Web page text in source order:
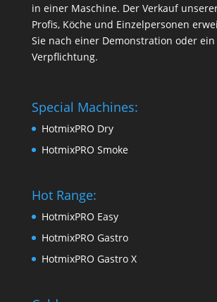
in einer Maschine. Der Verkauf
Profis, Köche und Einzelpersonen
Sie nach einer Demonstration oder
Verpflichtung.
Special Machines:
HotmixPRO Dry
HotmixPRO Smoke
Hot Range:
HotmixPRO Easy
HotmixPRO Gastro
HotmixPRO Gastro X